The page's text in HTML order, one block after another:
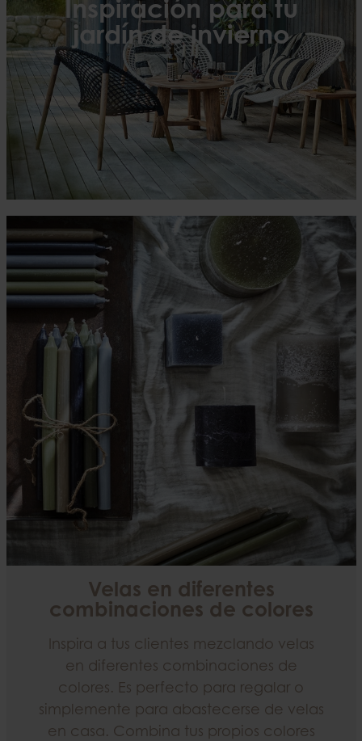
Inspiración para tu
jardín de invierno
Velas en diferentes
combinaciones de colores
Inspira a tus clientes mezclando velas
en diferentes combinaciones de
colores. Es perfecto para regalar o
simplemente para abastecerse de velas
en casa. Combina tus propios colores